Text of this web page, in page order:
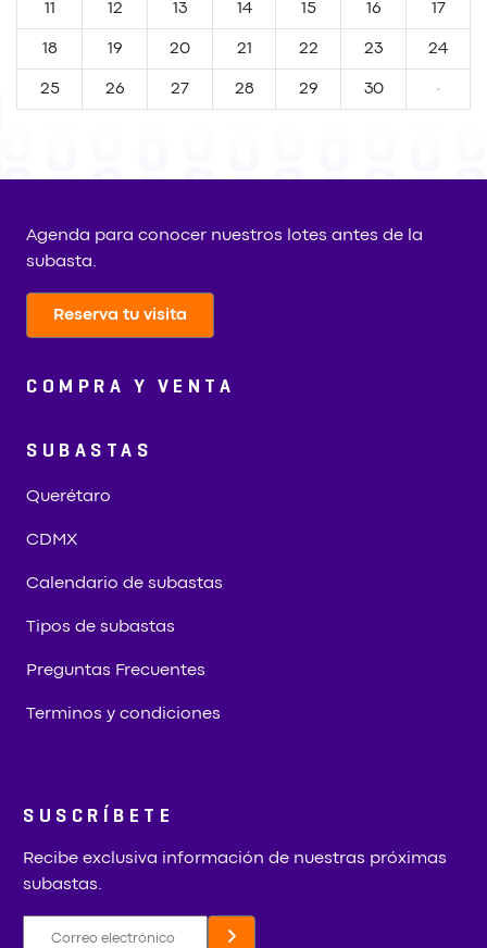
11 12 13 14 15 16 17
18 19 20 21 22 23 24
25 26 27 28 29 30 ·
Agenda para conocer nuestros lotes antes de la
subasta.
Reserva tu visita
COMPRA Y VENTA
SUBASTAS
Querétaro
CDMX
Calendario de subastas
Tipos de subastas
Preguntas Frecuentes
Terminos y condiciones
SUSCRÍBETE
Recibe exclusiva información de nuestras próximas
subastas.